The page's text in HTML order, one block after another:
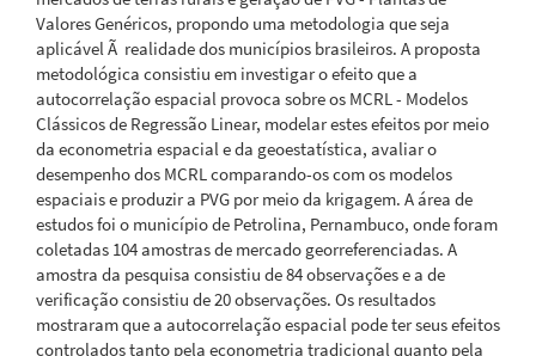
Valores Genéricos, propondo uma metodologia que seja
aplicável Ã realidade dos municípios brasileiros. A proposta
metodológica consistiu em investigar o efeito que a
autocorrelação espacial provoca sobre os MCRL - Modelos
Clássicos de Regressão Linear, modelar estes efeitos por meio
da econometria espacial e da geoestatística, avaliar o
desempenho dos MCRL comparando-os com os modelos
espaciais e produzir a PVG por meio da krigagem. A área de
estudos foi o município de Petrolina, Pernambuco, onde foram
coletadas 104 amostras de mercado georreferenciadas. A
amostra da pesquisa consistiu de 84 observações e a de
verificação consistiu de 20 observações. Os resultados
mostraram que a autocorrelação espacial pode ter seus efeitos
controlados tanto pela econometria tradicional quanto pela